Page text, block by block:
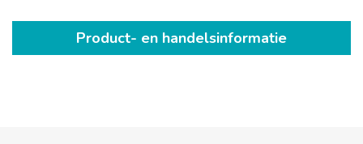
Product- en handelsinformatie